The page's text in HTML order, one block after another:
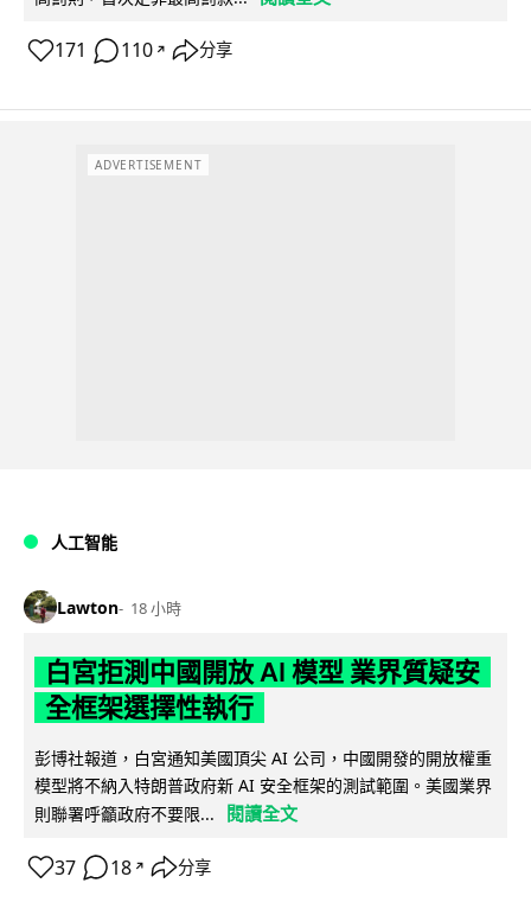
171 110 ↗ 分享
ADVERTISEMENT
人工智能
Lawton 18 小時
白宮拒測中國開放 AI 模型 業界質疑安
全框架選擇性執行
彭博社報道，白宮通知美國頂尖 AI 公司，中國開發的開放權重
模型將不納入特朗普政府新 AI 安全框架的測試範圍。美國業界
則聯署呼籲政府不要限...
閱讀全文
37 18 ↗ 分享